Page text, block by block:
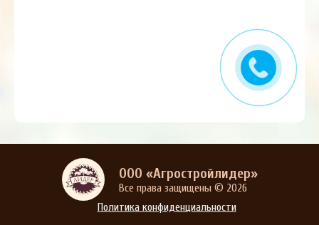
ООО «Агростройлидер»
Все права защищены © 2026
Политика конфиденциальности